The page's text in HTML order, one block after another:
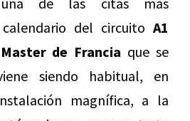
del circuito A1
de Francia que se
siendo habitual, en
magnífica, a la